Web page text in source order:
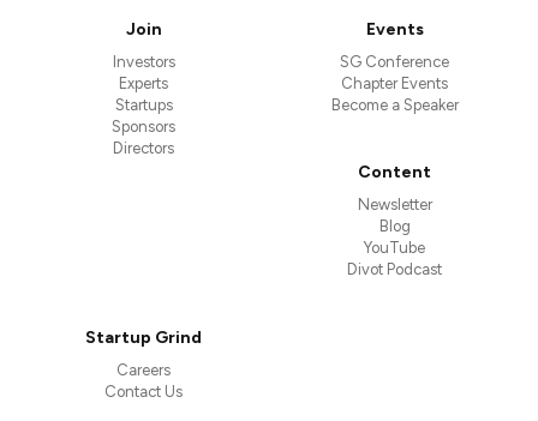
Join
Investors
Experts
Startups
Sponsors
Directors
Events
SG Conference
Chapter Events
Become a Speaker
Content
Newsletter
Blog
YouTube
Divot Podcast
Startup Grind
Careers
Contact Us